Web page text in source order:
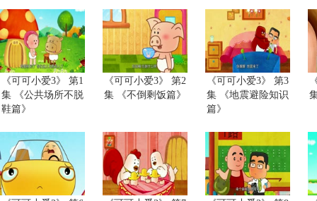
《可可小爱3》 第1
集 《公共场所不脱
鞋篇》
《可可小爱3》 第2
集 《不倒剩饭篇》
《可可小爱3》 第3
集 《地震避险知识
篇》